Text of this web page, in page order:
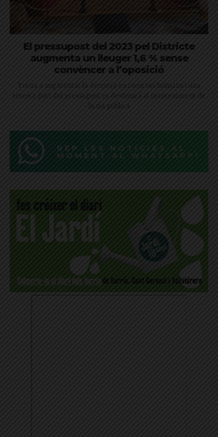
El pressupost del 2023 pel Districte
augmenta un lleuger 1,6 % sense
convèncer a l’oposició
Torna a augmentar la despesa en recursos humans i una
tercera part del pressupost es destinarà al manteniment de
la via pública
REP LES NOTÍCIES AL
MOMENT AL WHATSAPP!